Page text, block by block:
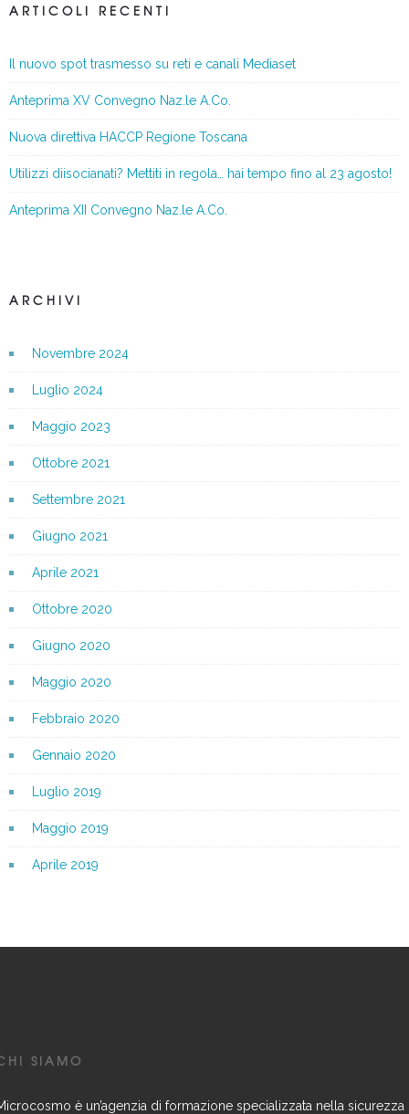
ARTICOLI RECENTI
Il nuovo spot trasmesso su reti e canali Mediaset
Anteprima XV Convegno Naz.le A.Co.
Nuova direttiva HACCP Regione Toscana
Utilizzi diisocianati? Mettiti in regola… hai tempo fino al 23 agosto!
Anteprima XII Convegno Naz.le A.Co.
ARCHIVI
Novembre 2024
Luglio 2024
Maggio 2023
Ottobre 2021
Settembre 2021
Giugno 2021
Aprile 2021
Ottobre 2020
Giugno 2020
Maggio 2020
Febbraio 2020
Gennaio 2020
Luglio 2019
Maggio 2019
Aprile 2019
SIAMO
è un’agenzia di formazione specializzata nella sicurezza